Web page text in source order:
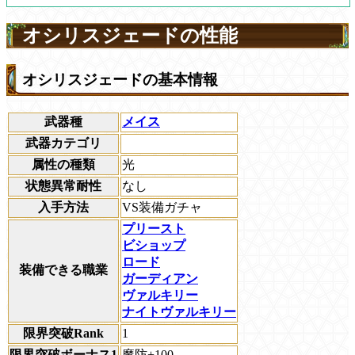
オシリスジェードの性能
オシリスジェードの基本情報
武器種
メイス
武器カテゴリ
属性の種類
光
状態異常耐性
なし
入手方法
VS装備ガチャ
装備できる職業
プリースト
ビショップ
ロード
ガーディアン
ヴァルキリー
ナイトヴァルキリー
限界突破Rank
1